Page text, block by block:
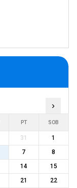
›
PT SOB
31
1
7
8
14
15
21
22